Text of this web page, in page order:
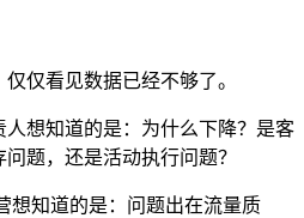
仅看见数据已经不够了。
想知道的是：为什么下降？是客
题，还是活动执行问题？
想知道的是：问题出在流量质